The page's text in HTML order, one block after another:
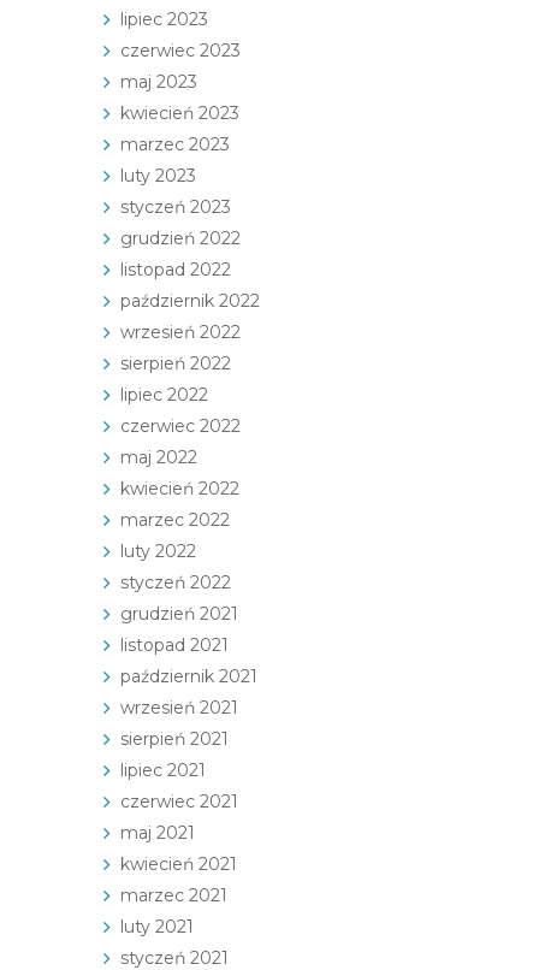
lipiec 2023
czerwiec 2023
maj 2023
kwiecień 2023
marzec 2023
luty 2023
styczeń 2023
grudzień 2022
listopad 2022
październik 2022
wrzesień 2022
sierpień 2022
lipiec 2022
czerwiec 2022
maj 2022
kwiecień 2022
marzec 2022
luty 2022
styczeń 2022
grudzień 2021
listopad 2021
październik 2021
wrzesień 2021
sierpień 2021
lipiec 2021
czerwiec 2021
maj 2021
kwiecień 2021
marzec 2021
luty 2021
styczeń 2021